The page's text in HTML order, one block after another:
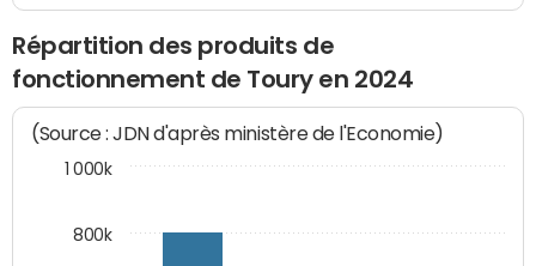
Répartition des produits de
fonctionnement de Toury en 2024
(Source : JDN d'après ministère de l'Economie)
800k
1 000k